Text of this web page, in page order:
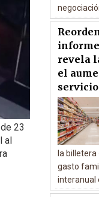
23
al
revela
el
la billetera
gasto
interanual